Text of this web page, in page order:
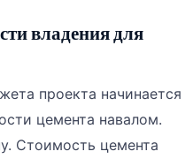
владения для
проекта начинается
цемента навалом.
Стоимость цемента